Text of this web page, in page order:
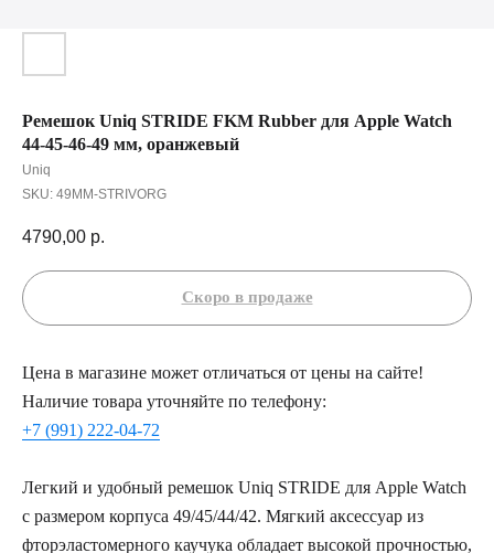
Ремешок Uniq STRIDE FKM Rubber для Apple Watch
44-45-46-49 мм, оранжевый
Uniq
SKU: 49MM-STRIVORG
4790,00 р.
Цена в магазине может отличаться от цены на сайте!
Наличие товара уточняйте по телефону:
+7 (991) 222-04-72
Легкий и удобный ремешок Uniq STRIDE для Apple Watch
с размером корпуса 49/45/44/42. Мягкий аксессуар из
фторэластомерного каучука обладает высокой прочностью,